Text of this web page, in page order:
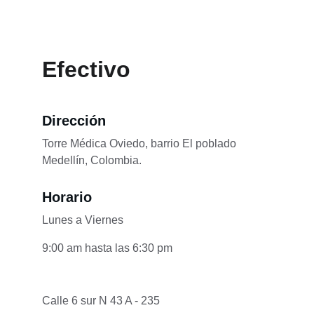
Efectivo
Dirección
Torre Médica Oviedo, barrio El poblado
Medellín, Colombia.
Horario
Lunes a Viernes
Calle 6 sur N 43 A - 235
9:00 am hasta las 6:30 pm